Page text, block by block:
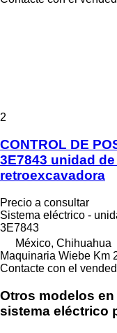
2
CONTROL DE
3E7843 unidad
retroexcavadora
Precio a consultar
Sistema eléctrico -
3E7843
México, Chihuahua
Maquinaria Wiebe Km
Contacte con el
Otros modelos
sistema eléctrico